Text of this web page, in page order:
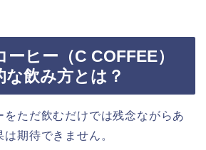
ヒー（C COFFEE）
な飲み方とは？
をただ飲むだけでは残念ながらあ
期待できません。